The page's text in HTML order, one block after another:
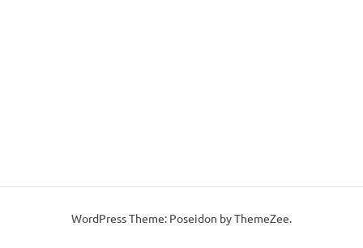
WordPress Theme: Poseidon by ThemeZee.